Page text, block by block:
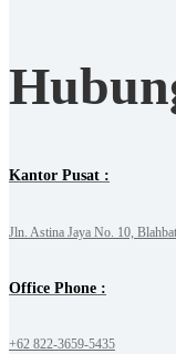
Kantor Pusat :
Jln. Astina Jaya No. 10,
Office Phone :
+62 822-3659-5435